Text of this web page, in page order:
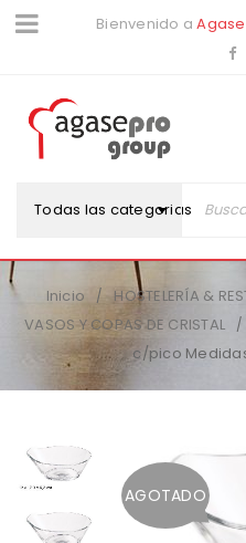
Bienvenido a
Todas las categorias
Inicio / HOSTELERÍA &
VASOS Y COPAS DE CRISTAL /
c/pico Medidas
AGOTADO